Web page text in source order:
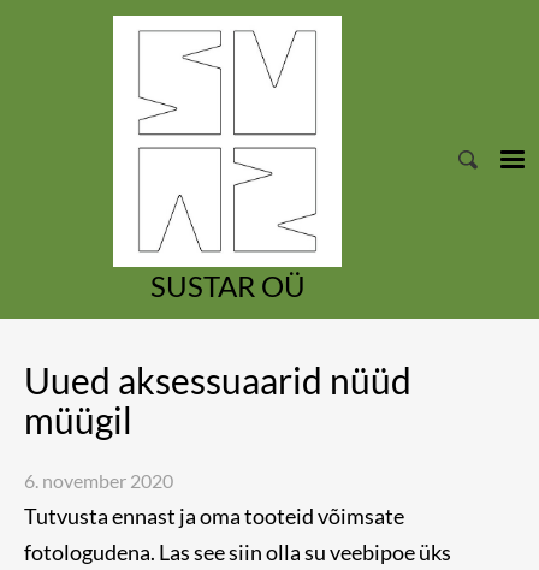
SUSTAR OÜ
Uued aksessuaarid nüüd
müügil
6. november 2020
Tutvusta ennast ja oma tooteid võimsate
fotologudena. Las see siin olla su veebipoe üks